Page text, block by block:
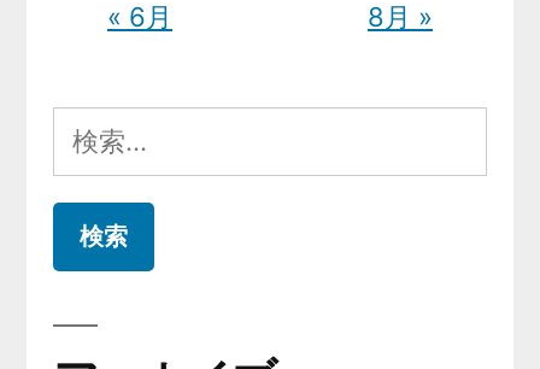
« 6月 8月 »
検
索: